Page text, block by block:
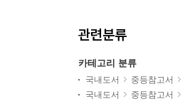
관련분류
카테고리 분류
국내도서 중등참고서
국내도서
중등참고서